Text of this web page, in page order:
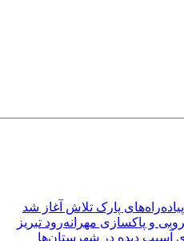
و پاکسازی مهرانه‌رود تبریز
آسیب دیده در شهرستان‌ها